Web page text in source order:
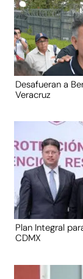
Desafueran a
Veracruz
Plan Integral
CDMX